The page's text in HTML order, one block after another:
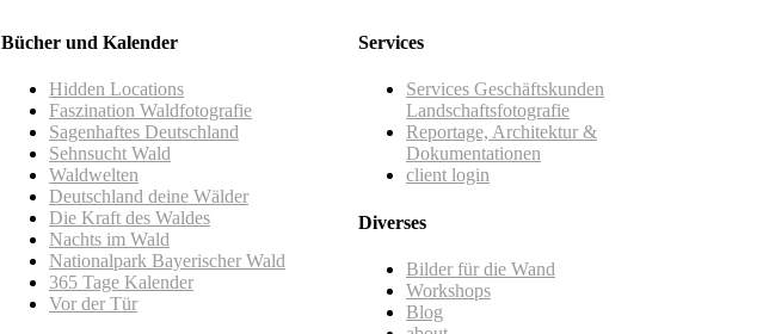
Bücher und Kalender
Hidden Locations
Faszination Waldfotografie
Sagenhaftes Deutschland
Sehnsucht Wald
Waldwelten
Deutschland deine Wälder
Die Kraft des Waldes
Nachts im Wald
Nationalpark Bayerischer Wald
365 Tage Kalender
Vor der Tür
Services
Services Geschäftskunden
Landschaftsfotografie
Reportage, Architektur &
Dokumentationen
client login
Diverses
Bilder für die Wand
Workshops
Blog